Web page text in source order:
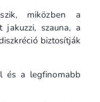
miközben a
jakuzzi, szauna, a
biztosítják
és a legfinomabb